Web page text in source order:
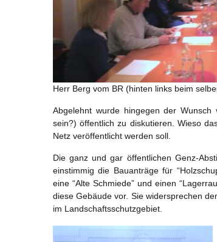
Herr Berg vom BR (hinten links beim
Abgelehnt wurde hingegen der
sein?) öffentlich zu diskutieren. Wieso
Netz veröffentlicht werden soll.
Die ganz und gar öffentlichen Genz-
einstimmig die Bauanträge für
eine “Alte Schmiede” und einen
diese Gebäude vor. Sie widersprechen
im Landschaftsschutzgebiet.